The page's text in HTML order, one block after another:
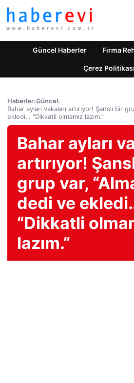
Güncel Haberler Firma
Çerez Politikası
Haberler›Güncel›
Bahar ayları vakaları artırıyor! Şanslı bir
ekledi… “Dikkatli olmamız lazım.”
Bahar ayları
artırıyor!
grup var,
dedi ve
“Dikkatli
lazım.”